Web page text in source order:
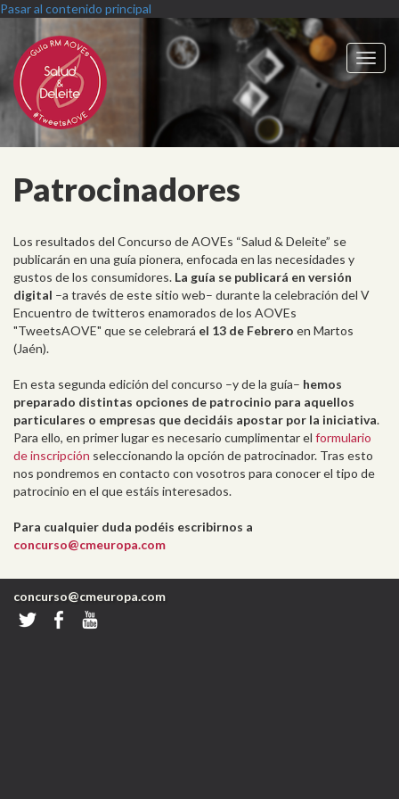
Pasar al contenido principal
Patrocinadores
Los resultados del Concurso de AOVEs “Salud & Deleite” se
publicarán en una guía pionera, enfocada en las necesidades y
gustos de los consumidores. La guía se publicará en versión
digital –a través de este sitio web– durante la celebración del V
Encuentro de twitteros enamorados de los AOVEs
"TweetsAOVE" que se celebrará el 13 de Febrero en Martos
(Jaén).
En esta segunda edición del concurso –y de la guía– hemos
preparado distintas opciones de patrocinio para aquellos
particulares o empresas que decidáis apostar por la iniciativa.
Para ello, en primer lugar es necesario cumplimentar el formulario
de inscripción seleccionando la opción de patrocinador. Tras esto
nos pondremos en contacto con vosotros para conocer el tipo de
patrocinio en el que estáis interesados.
Para cualquier duda podéis escribirnos a
concurso@cmeuropa.com
concurso@cmeuropa.com